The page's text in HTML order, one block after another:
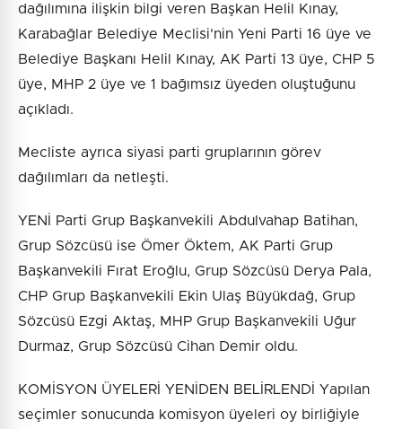
dağılımına ilişkin bilgi veren Başkan Helil Kınay,
Karabağlar Belediye Meclisi'nin Yeni Parti 16 üye ve
Belediye Başkanı Helil Kınay, AK Parti 13 üye, CHP 5
üye, MHP 2 üye ve 1 bağımsız üyeden oluştuğunu
açıkladı.
Mecliste ayrıca siyasi parti gruplarının görev
dağılımları da netleşti.
YENİ Parti Grup Başkanvekili Abdulvahap Batihan,
Grup Sözcüsü ise Ömer Öktem, AK Parti Grup
Başkanvekili Fırat Eroğlu, Grup Sözcüsü Derya Pala,
CHP Grup Başkanvekili Ekin Ulaş Büyükdağ, Grup
Sözcüsü Ezgi Aktaş, MHP Grup Başkanvekili Uğur
Durmaz, Grup Sözcüsü Cihan Demir oldu.
KOMİSYON ÜYELERİ YENİDEN BELİRLENDİ Yapılan
seçimler sonucunda komisyon üyeleri oy birliğiyle